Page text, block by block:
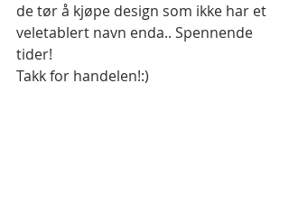
de tør å kjøpe design som ikke har et
veletablert navn enda.. Spennende
tider!
Takk for handelen!:)